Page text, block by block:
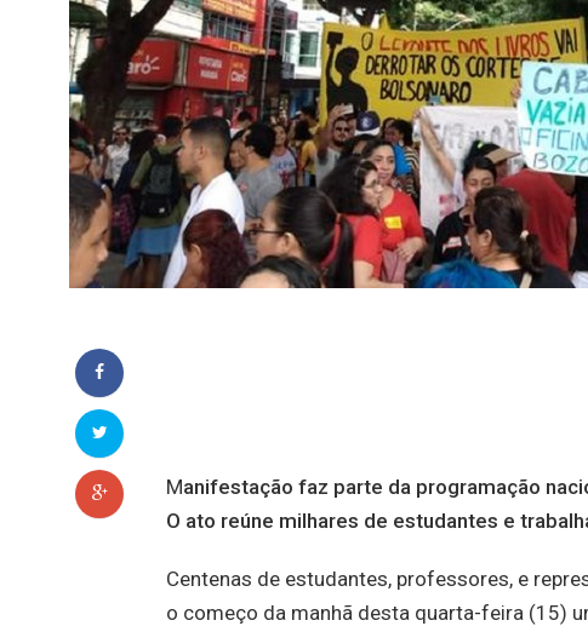
Manifestação faz parte da programação
O ato reúne milhares de estudantes e
Centenas de estudantes, professores, e
o começo da manhã desta quarta-feira (15)